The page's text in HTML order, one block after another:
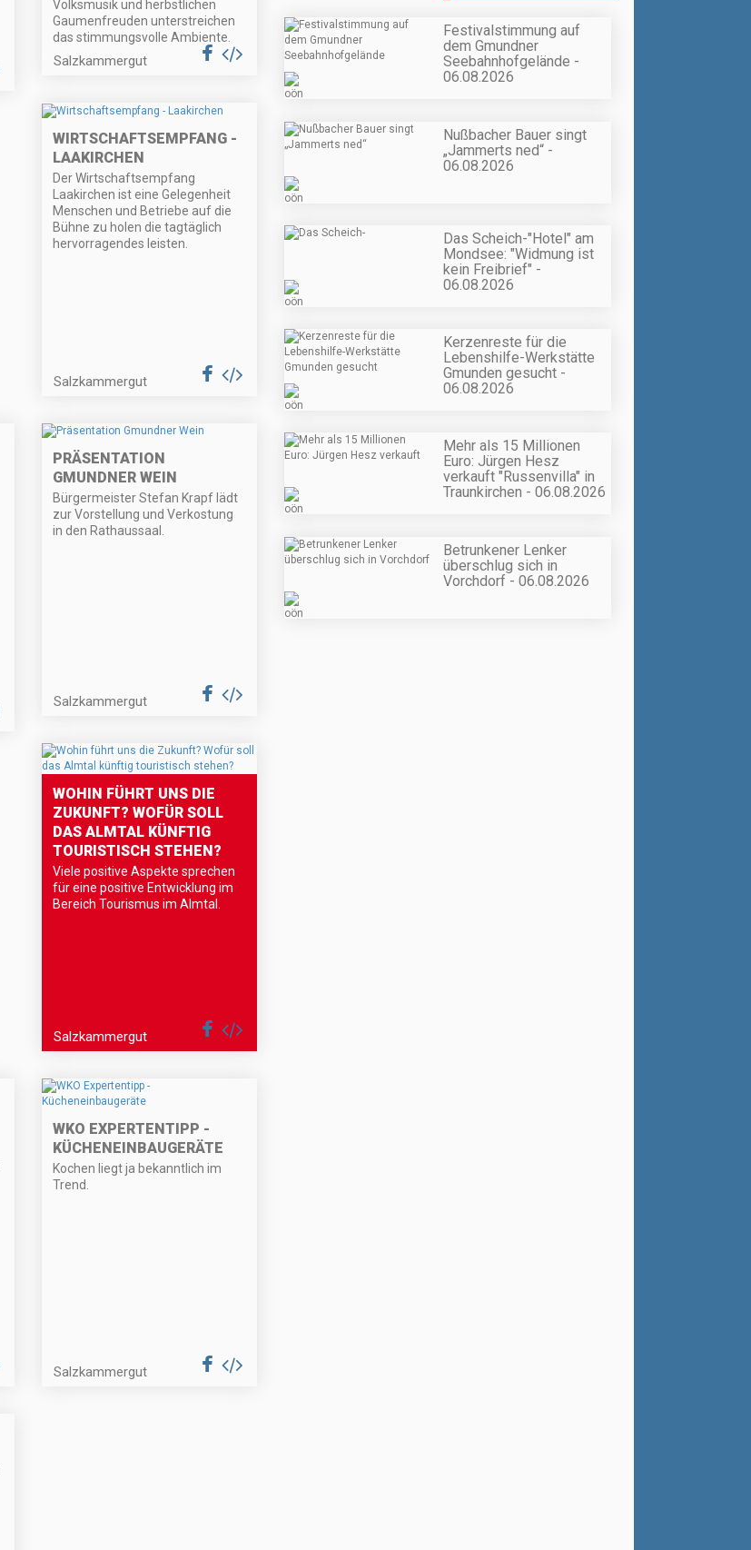
Volksmusik und herbstlichen
Gaumenfreuden unterstreichen
das stimmungsvolle Ambiente.
Salzkammergut
WIRTSCHAFTSEMPFANG -
LAAKIRCHEN
Der Wirtschaftsempfang
Laakirchen ist eine Gelegenheit
Menschen und Betriebe auf die
Bühne zu holen die tagtäglich
hervorragendes leisten.
Salzkammergut
PRÄSENTATION
GMUNDNER WEIN
Bürgermeister Stefan Krapf lädt
zur Vorstellung und Verkostung
in den Rathaussaal.
Salzkammergut
WOHIN FÜHRT UNS DIE
ZUKUNFT? WOFÜR SOLL
DAS ALMTAL KÜNFTIG
TOURISTISCH STEHEN?
Viele positive Aspekte sprechen
für eine positive Entwicklung im
Bereich Tourismus im Almtal.
Salzkammergut
WKO EXPERTENTIPP -
KÜCHENEINBAUGERÄTE
Kochen liegt ja bekanntlich im
Trend.
Salzkammergut
Festivalstimmung auf
dem Gmundner
Seebahnhofgelände -
06.08.2026
Nußbacher Bauer singt
„Jammerts ned“ -
06.08.2026
Das Scheich-"Hotel" am
Mondsee: "Widmung ist
kein Freibrief" -
06.08.2026
Kerzenreste für die
Lebenshilfe-Werkstätte
Gmunden gesucht -
06.08.2026
Mehr als 15 Millionen
Euro: Jürgen Hesz
verkauft "Russenvilla" in
Traunkirchen - 06.08.2026
Betrunkener Lenker
überschlug sich in
Vorchdorf - 06.08.2026